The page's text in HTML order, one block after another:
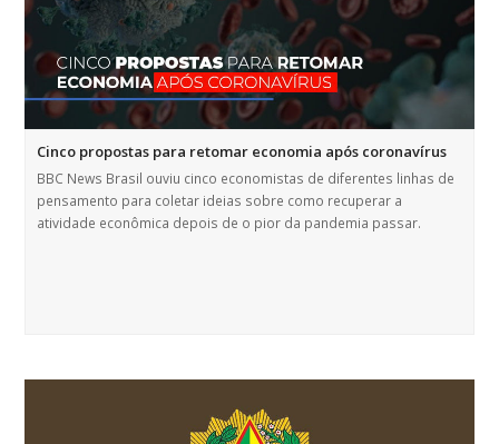
Cinco propostas para retomar economia após coronavírus
BBC News Brasil ouviu cinco economistas de diferentes linhas de
pensamento para coletar ideias sobre como recuperar a
atividade econômica depois de o pior da pandemia passar.